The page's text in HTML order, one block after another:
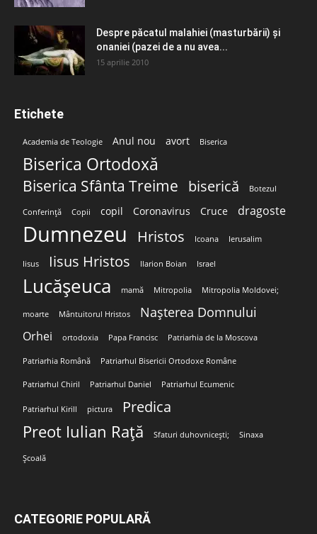
Despre păcatul malahiei (masturbării) şi
onaniei (pazei de a nu avea...
15 aprilie 2010
Etichete
Academia de Teologie Anul nou avort Biserica
Biserica Ortodoxă
Biserica Sfânta Treime biserică Botezul
Conferință Copii copil Coronavirus Cruce dragoste
Dumnezeu Hristos Icoana Ierusalim
Iisus Iisus Hristos Ilarion Boian Israel
Lucășeuca mamă Mitropolia Mitropolia Moldovei;
moarte Mântuitorul Hristos Nașterea Domnului
Orhei ortodoxia Papa Francisc Patriarhia de la Moscova
Patriarhia Română Patriarhul Bisericii Ortodoxe Române
Patriarhul Chiril Patriarhul Daniel Patriarhul Ecumenic
Patriarhul Kirill pictura Predica
Preot Iulian Rață Sfaturi duhovnicești; Sinaxa
Școală
CATEGORIE POPULARĂ